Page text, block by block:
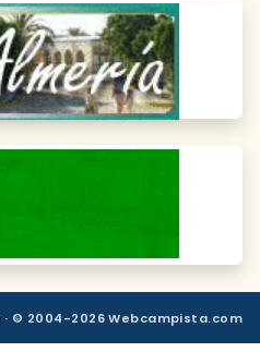
© 2004-2026 Webcampista.com